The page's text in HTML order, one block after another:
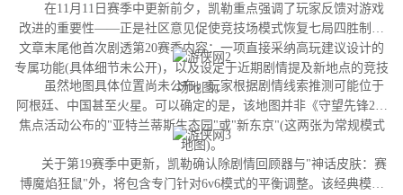
在11月11日赛季中更新前夕，凯勒重点强调了玩家反馈对游戏
改进的重要性——正是社区意见促使竞技场模式恢复七局四胜制。
文章末尾他首次剧透第20赛季内容：一项直接采纳高玩建议设计的
专属功能(具体细节未公开)，以及设定于近期剧情提及新地点的竞技
场地图。
虽然地图具体位置尚未公布，玩家根据剧情线索推测可能位于
阿根廷、中国甚至火星。可以确定的是，该地图并非《守望先锋2》
焦点活动公布的"亚特兰蒂斯生态园"或"新东京"(这两张为常规模式
地图)。
关于第19赛季中更新，凯勒确认除剧情回顾器与"神话皮肤：赛
博魔焰狂鼠"外，将包含专门针对6v6模式的平衡调整。该经典模式